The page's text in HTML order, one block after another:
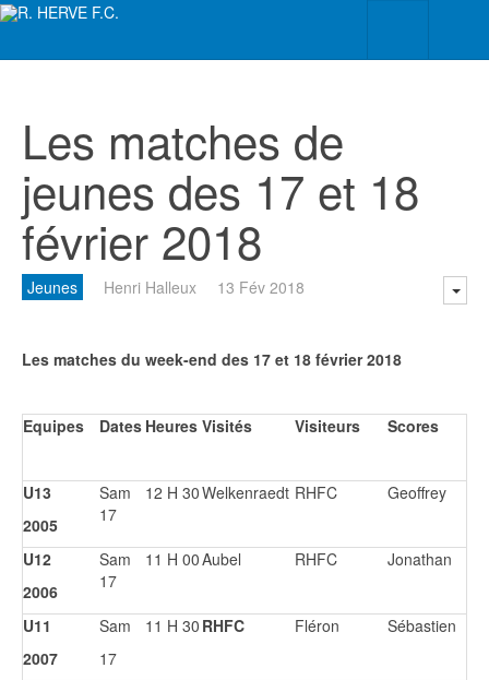
Les matches de
jeunes des 17 et 18
février 2018
Jeunes Henri Halleux 13 Fév 2018
Les matches du week-end des 17 et 18 février 2018
Equipes Dates Heures Visités Visiteurs Scores
U13
2005
Sam
17
12 H 30Welkenraedt RHFC Geoffrey
U12
2006
Sam
17
11 H 00Aubel RHFC Jonathan
U11
2007
Sam
17
11 H 30 RHFC Fléron Sébastien